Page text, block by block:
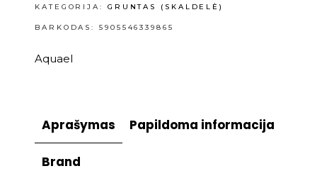
KATEGORIJA: GRUNTAS (SKALDELĖ)
BARKODAS: 5905546339865
Aquael
Aprašymas Papildoma informacija
Brand